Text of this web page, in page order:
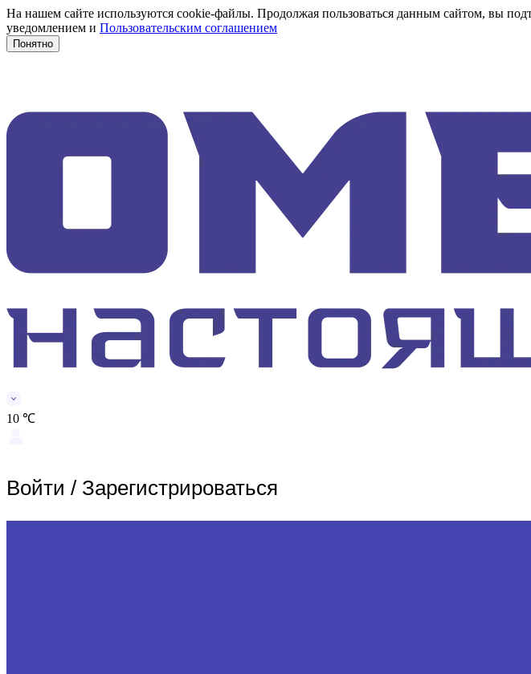
На нашем сайте используются cookie-файлы. Продолжая пользоваться данным сайтом, вы
уведомлением и Пользовательским соглашением
Понятно
10 ℃
Войти / Зарегистрироваться